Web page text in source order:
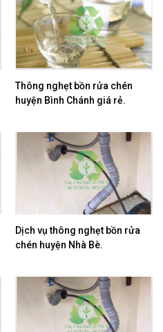
Thông nghẹt bồn rửa chén
huyện Bình Chánh giá rẻ.
​Dịch vụ thông nghẹt bồn rửa
chén huyện Nhà Bè.